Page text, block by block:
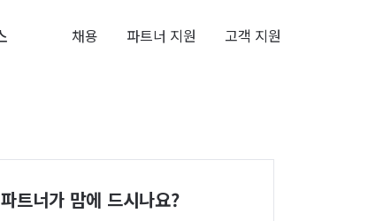
채용 파트너 지원 고객 지원
파트너가 맘에 드시나요?